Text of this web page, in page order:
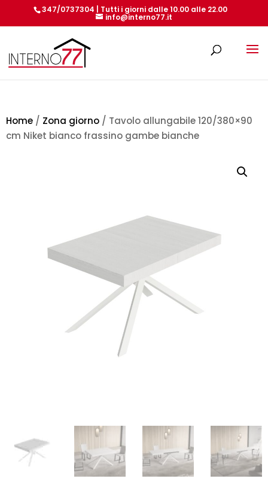
347/0737304 | Tutti i giorni dalle 10.00 alle 22.00
info@interno77.it
Home / Zona giorno / Tavolo allungabile 120/380×90
cm Niket bianco frassino gambe bianche